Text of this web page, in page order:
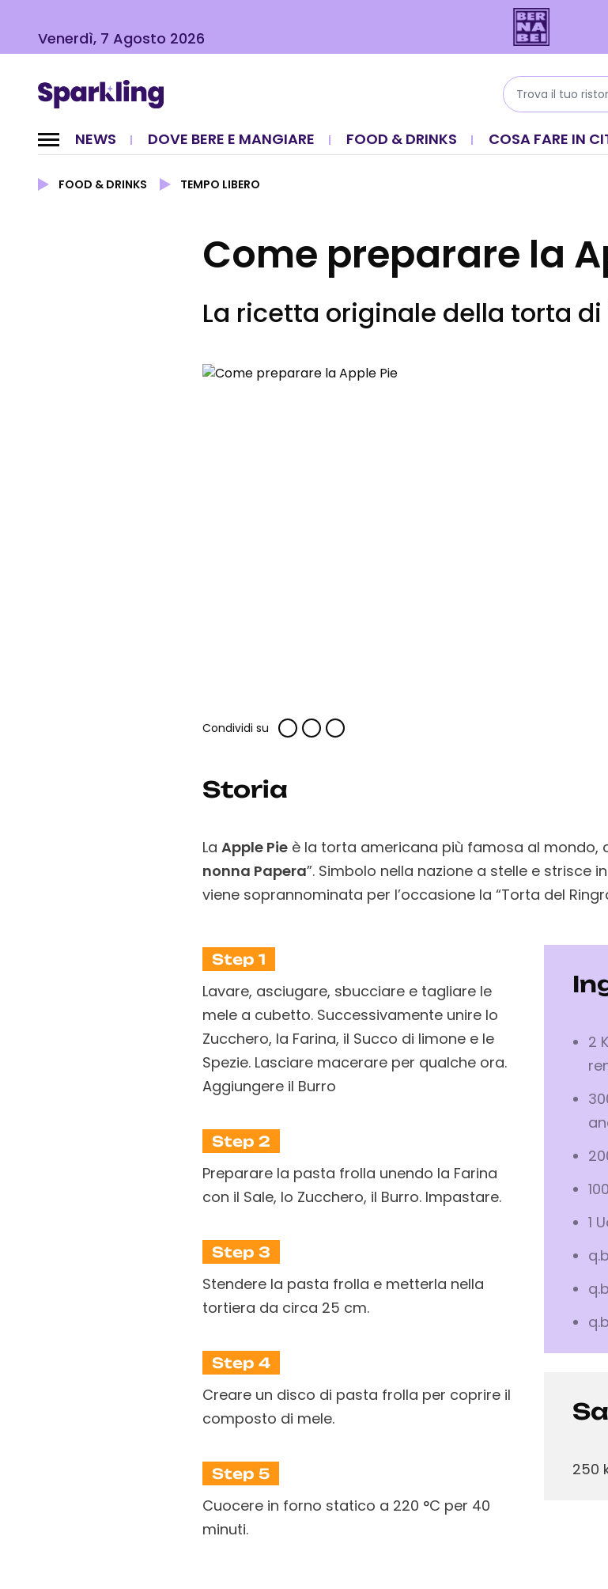
Venerdì, 7 Agosto 2026
NEWS DOVE BERE E MANGIARE FOOD & DRINKS COSA FARE IN
FOOD & DRINKS TEMPO LIBERO
Come preparare la
La ricetta originale della torta di
Condividi su
Storia
La Apple Pie è la torta americana più famosa al mondo,
nonna Papera”. Simbolo nella nazione a stelle e strisce
viene soprannominata per l’occasione la “Torta del
Step 1
Lavare, asciugare, sbucciare e tagliare le
mele a cubetto. Successivamente unire lo
Zucchero, la Farina, il Succo di limone e le
Spezie. Lasciare macerare per qualche ora.
Aggiungere il Burro
Step 2
Preparare la pasta frolla unendo la Farina
con il Sale, lo Zucchero, il Burro. Impastare.
Step 3
Stendere la pasta frolla e metterla nella
tortiera da circa 25 cm.
Step 4
Creare un disco di pasta frolla per coprire il
composto di mele.
Step 5
Cuocere in forno statico a 220 °C per 40
minuti.
2
1
250